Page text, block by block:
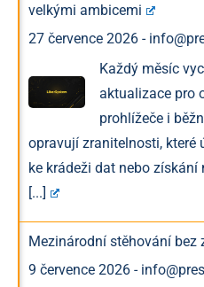
velkými ambicemi
27 července 2026 -
Každý měsíc
aktualizace pro
prohlížeče i
opravují zranitelnosti,
ke krádeži dat nebo
[...]
Mezinárodní stěhování bez
9 července 2026 -